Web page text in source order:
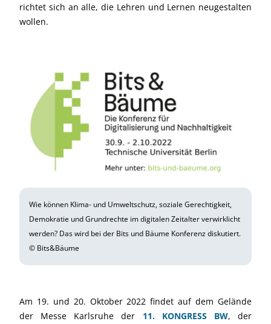
richtet sich an alle, die Lehren und Lernen neugestalten
wollen.
Wie können Klima- und Umweltschutz, soziale Gerechtigkeit,
Demokratie und Grundrechte im digitalen Zeitalter verwirklicht
werden? Das wird bei der Bits und Bäume Konferenz diskutiert.
© Bits&Bäume
Am 19. und 20. Oktober 2022 findet auf dem Gelände
der Messe Karlsruhe der 11. KONGRESS BW, der